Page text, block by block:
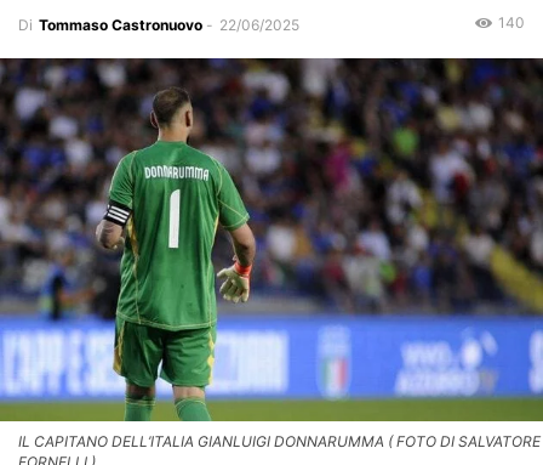
Di Tommaso Castronuovo - 22/06/2025 140
IL CAPITANO DELL’ITALIA GIANLUIGI DONNARUMMA ( FOTO DI SALVATORE